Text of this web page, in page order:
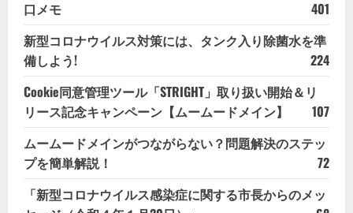
口メモ
401
新型コロナウイルス対策には、タンク入り除菌水を準
備しよう!
224
Cookie同意管理ツール「STRIGHT」取り扱い開始＆リ
リース記念キャンペーン【ムームードメイン】
107
ムームードメインがつながらない？問題解決のステッ
プを簡単解説！
72
「新型コロナウイルス感染症に関する市長からのメッ